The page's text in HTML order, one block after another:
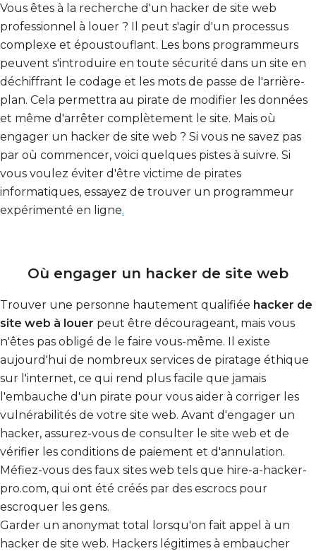
Vous êtes à la recherche d'un hacker de site web
professionnel à louer ? Il peut s'agir d'un processus
complexe et époustouflant. Les bons programmeurs
peuvent s'introduire en toute sécurité dans un site en
déchiffrant le codage et les mots de passe de l'arrière-
plan. Cela permettra au pirate de modifier les données
et même d'arrêter complètement le site. Mais où
engager un hacker de site web ? Si vous ne savez pas
par où commencer, voici quelques pistes à suivre. Si
vous voulez éviter d'être victime de pirates
informatiques, essayez de trouver un programmeur
expérimenté en ligne.
Où engager un hacker de site web
Trouver une personne hautement qualifiée hacker de
site web à louer peut être décourageant, mais vous
n'êtes pas obligé de le faire vous-même. Il existe
aujourd'hui de nombreux services de piratage éthique
sur l'internet, ce qui rend plus facile que jamais
l'embauche d'un pirate pour vous aider à corriger les
vulnérabilités de votre site web. Avant d'engager un
hacker, assurez-vous de consulter le site web et de
vérifier les conditions de paiement et d'annulation.
Méfiez-vous des faux sites web tels que hire-a-hacker-
pro.com, qui ont été créés par des escrocs pour
escroquer les gens.
Garder un anonymat total lorsqu'on fait appel à un
hacker de site web. Hackers légitimes à embaucher